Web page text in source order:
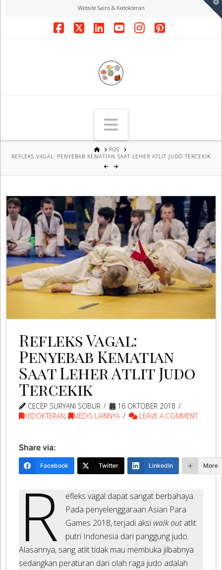
Website Sains & Kedokteran
Facebook
X LinkedIn
YouTube
Instagram
Pinterest
Navigation
HOME
POS
REFLEKS VAGAL: PENYEBAB KEMATIAN SAAT LEHER ATLIT JUDO TERCEKIK
Refleks Vagal:
Penyebab Kematian
Saat Leher Atlit Judo
Tercekik
CECEP SURYANI SOBUR
16 OKTOBER 2018
KEDOKTERAN, MEDIS LAINNYA LEAVE A COMMENT
Share via:
Facebook Twitter LinkedIn More
R
efleks vagal dapat sangat berbahaya.
Pada penyelenggaraan Asian Para
Games 2018, terjadi aksi walk outatlit
putri Indonesia dari panggung judo.
Alasannya, sang atlit tidak mau membuka jilbabnya
sedangkan peraturan dari olah raga judo adalah